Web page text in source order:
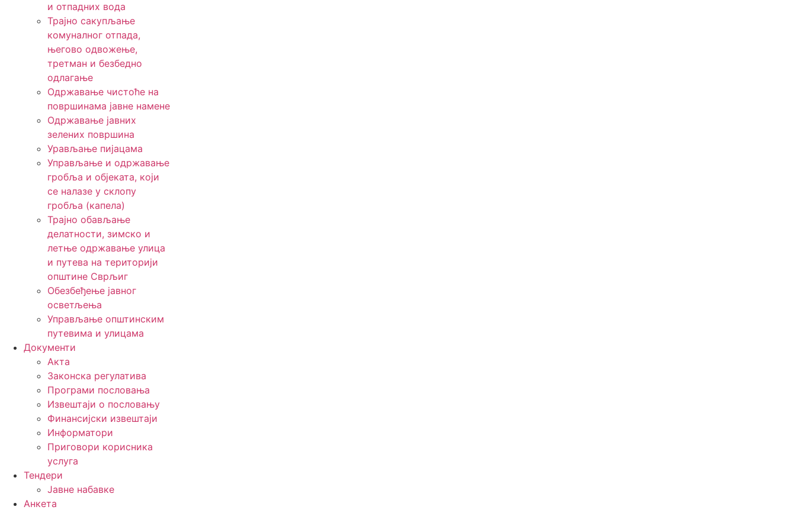
и отпадних вода
Трајно сакупљање
комуналног отпада,
његово одвожење,
третман и безбедно
одлагање
Одржавање чистоће на
површинама јавне намене
Одржавање јавних
зелених површина
Урављање пијацама
Управљање и одржавање
гробља и објеката, који
се налазе у склопу
гробља (капела)
Трајно обављање
делатности, зимско и
летње одржавање улица
и путева на територији
општине Сврљиг
Обезбеђење јавног
осветљења
Управљање општинским
путевима и улицама
Документи
Акта
Законска регулатива
Програми пословања
Извештаји о пословању
Финансијски извештаји
Информатори
Приговори корисника
услуга
Тендери
Јавне набавке
Анкета